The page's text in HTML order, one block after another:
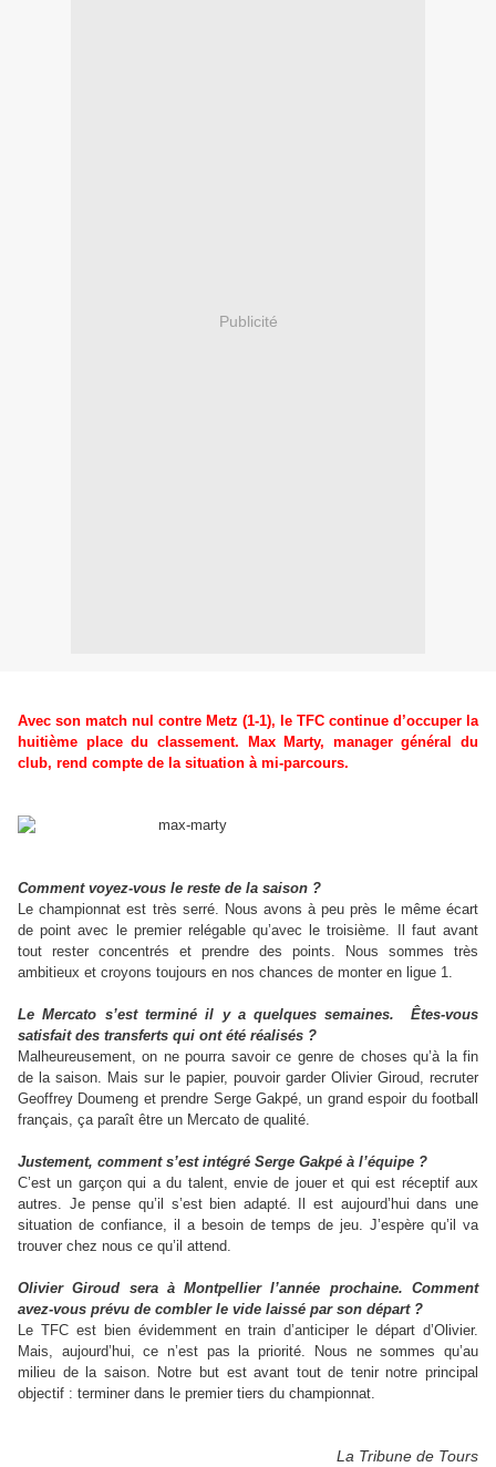
Publicité
Avec son match nul contre Metz (1-1), le TFC continue d’occuper la
huitième place du classement. Max Marty, manager général du
club, rend compte de la situation à mi-parcours.
Comment voyez-vous le reste de la saison ?
Le championnat est très serré. Nous avons à peu près le même écart
de point avec le premier relégable qu’avec le troisième. Il faut avant
tout rester concentrés et prendre des points. Nous sommes très
ambitieux et croyons toujours en nos chances de monter en ligue 1.
Le Mercato s’est terminé il y a quelques semaines. Êtes-vous
satisfait des transferts qui ont été réalisés ?
Malheureusement, on ne pourra savoir ce genre de choses qu’à la fin
de la saison. Mais sur le papier, pouvoir garder Olivier Giroud, recruter
Geoffrey Doumeng et prendre Serge Gakpé, un grand espoir du football
français, ça paraît être un Mercato de qualité.
Justement, comment s’est intégré Serge Gakpé à l’équipe ?
C’est un garçon qui a du talent, envie de jouer et qui est réceptif aux
autres. Je pense qu’il s’est bien adapté. Il est aujourd’hui dans une
situation de confiance, il a besoin de temps de jeu. J’espère qu’il va
trouver chez nous ce qu’il attend.
Olivier Giroud sera à Montpellier l’année prochaine. Comment
avez-vous prévu de combler le vide laissé par son départ ?
Le TFC est bien évidemment en train d’anticiper le départ d’Olivier.
Mais, aujourd’hui, ce n’est pas la priorité. Nous ne sommes qu’au
milieu de la saison. Notre but est avant tout de tenir notre principal
objectif : terminer dans le premier tiers du championnat.
La Tribune de Tours